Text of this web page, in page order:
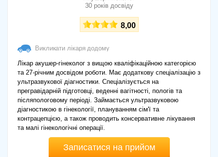
30 років досвіду
8,00
Викликати лікаря додому
Лікар акушер-гінеколог з вищою кваліфікаційною категорією
та 27-річним досвідом роботи. Має додаткову спеціалізацію з
ультразвукової діагностики. Спеціалізується на
прегравідарній підготовці, веденні вагітності, пологів та
післяпологовому періоді. Займається ультразвуковою
діагностикою в гінекології, плануванням сім'ї та
контрацепцією, а також проводить консервативне лікування
та малі гінекологічні операції.
Записатися на прийом